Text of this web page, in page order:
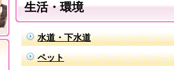
生活・環境
水道・下水道
ペット